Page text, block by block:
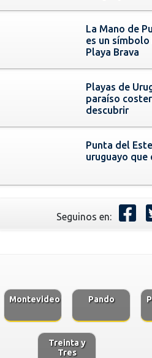
La Mano de
es un
Playa Brava
Playas de
paraíso
descubrir
Punta del
uruguayo que
Seguinos en:
Montevideo Pando
Treinta y
Tres